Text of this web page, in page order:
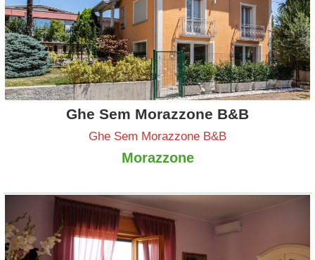
Ghe Sem Morazzone B&B
Ghe Sem Morazzone B&B
Morazzone